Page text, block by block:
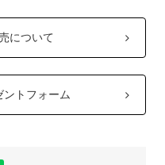
について
トフォーム